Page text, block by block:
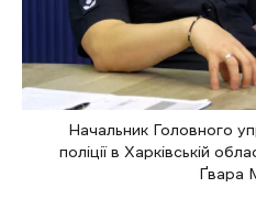
Начальник Головного
поліції в Харківській
Ґвара